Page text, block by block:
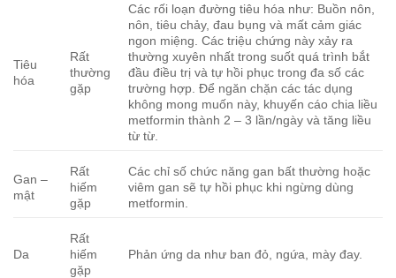
Tiêu
hóa
Rất
thường
gặp
Các rối loạn đường tiêu hóa như: Buồn nôn,
nôn, tiêu chảy, đau bụng và mất cảm giác
ngon miệng. Các triệu chứng này xảy ra
thường xuyên nhất trong suốt quá trình bắt
đầu điều trị và tự hồi phục trong đa số các
trường hợp. Để ngăn chặn các tác dụng
không mong muốn này, khuyến cáo chia liều
metformin thành 2 – 3 lần/ngày và tăng liều
từ từ.
Gan –
mật
Rất
hiếm
gặp
Các chỉ số chức năng gan bất thường hoặc
viêm gan sẽ tự hồi phục khi ngừng dùng
metformin.
Da
Rất
hiếm
gặp
Phản ứng da như ban đỏ, ngứa, mày đay.